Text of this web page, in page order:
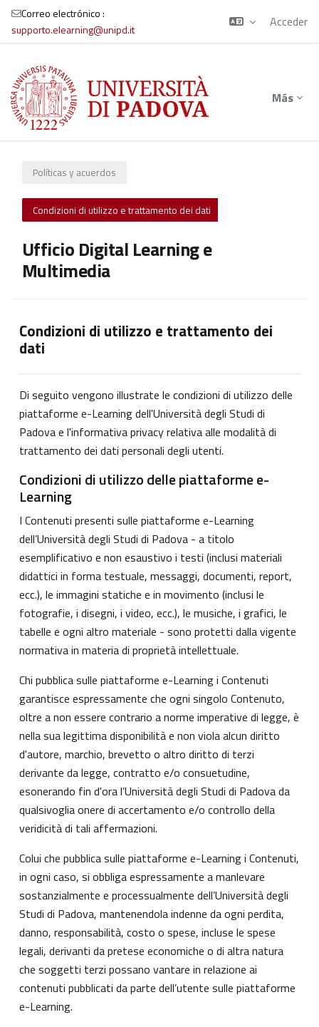
Salta al contenido principal
Correo electrónico :
supporto.elearning@unipd.it
Acceder
Más
Políticas y acuerdos
Condizioni di utilizzo e trattamento dei dati
Ufficio Digital Learning e
Multimedia
Condizioni di utilizzo e trattamento dei
dati
Di seguito vengono illustrate le condizioni di utilizzo delle
piattaforme e-Learning dell'Università degli Studi di
Padova e l'informativa privacy relativa alle modalità di
trattamento dei dati personali degli utenti.
Condizioni di utilizzo delle piattaforme e-
Learning
I Contenuti presenti sulle piattaforme e-Learning
dell’Università degli Studi di Padova - a titolo
esemplificativo e non esaustivo i testi (inclusi materiali
didattici in forma testuale, messaggi, documenti, report,
ecc.), le immagini statiche e in movimento (inclusi le
fotografie, i disegni, i video, ecc.), le musiche, i grafici, le
tabelle e ogni altro materiale - sono protetti dalla vigente
normativa in materia di proprietà intellettuale.
Chi pubblica sulle piattaforme e-Learning i Contenuti
garantisce espressamente che ogni singolo Contenuto,
oltre a non essere contrario a norme imperative di legge, è
nella sua legittima disponibilità e non viola alcun diritto
d'autore, marchio, brevetto o altro diritto di terzi
derivante da legge, contratto e/o consuetudine,
esonerando fin d'ora l’Università degli Studi di Padova da
qualsivoglia onere di accertamento e/o controllo della
veridicità di tali affermazioni.
Colui che pubblica sulle piattaforme e-Learning i Contenuti,
in ogni caso, si obbliga espressamente a manlevare
sostanzialmente e processualmente dell’Università degli
Studi di Padova, mantenendola indenne da ogni perdita,
danno, responsabilità, costo o spese, incluse le spese
legali, derivanti da pretese economiche o di altra natura
che soggetti terzi possano vantare in relazione ai
contenuti pubblicati da parte dell’utente sulle piattaforme
e-Learning.